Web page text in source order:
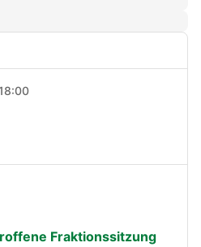
Fraktionssitzung